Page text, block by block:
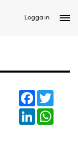
Logga in
Facebook
LinkedIn